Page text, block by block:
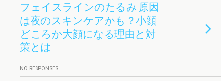
フェイスラインのたるみ 原因
は夜のスキンケアかも？小顔
どころか大顔になる理由と対
策とは
NO RESPONSES